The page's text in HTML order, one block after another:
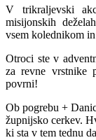
V trikraljevski
misijonskih
vsem kolednikom
Otroci ste v
za revne vrstnike
povrni!
Ob pogrebu +
župnijsko cerkev.
ki sta v tem tednu